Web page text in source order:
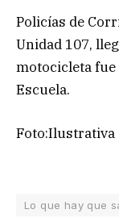
Policías de
Unidad 107,
motocicleta
Escuela.
Foto:Ilustrativa
Lo que hay que